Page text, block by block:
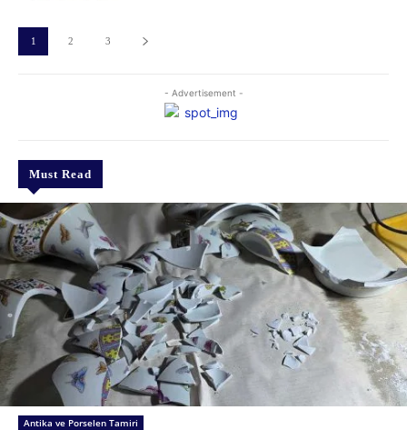
- Advertisement -
Must Read
Antika ve Porselen Tamiri
1 2 3